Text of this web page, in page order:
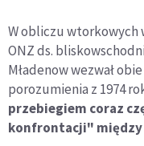
W obliczu wtorkowych
ONZ ds.
Mładenow wezwał
porozumienia z 1974
przebiegiem coraz
konfrontacji" między